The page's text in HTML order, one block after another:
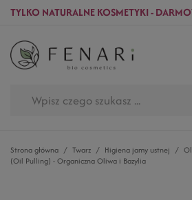
TYLKO NATURALNE KOSMETYKI -
Strona główna Twarz Higiena jamy ustnej
(Oil Pulling) - Organiczna Oliwa i Bazylia